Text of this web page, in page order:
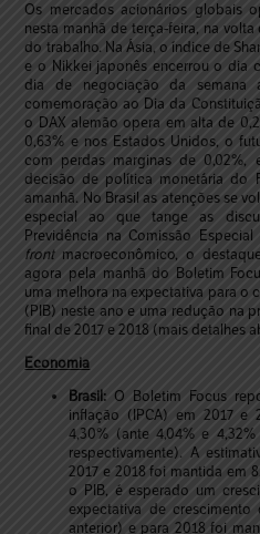
Os mercados acionários globais
nesta manhã de terça-feira, na
do trabalho. Na Ásia, o índice de
e o Nikkei japonês encerrou o dia
dia de negociação da semana
comemoração ao Dia da
o DAX alemão opera em alta de
0,63% e nos Estados Unidos, o
com perdas marginas de 0,02%,
decisão de política monetária do
amanhã. No Brasil as atenções se
especial ao que tange as
Previdência na Comissão
frontmacroeconômico, o
agora pela manhã do Boletim
uma melhora na expectativa para o
(PIB) neste ano e uma redução na
final de 2017 e 2018 (mais detalhes
Economia
Brasil: O Boletim Focus
inflação (IPCA) em 2017 e
4,30% (ante 4,04% e
respectivamente). A
2017 e 2018 foi mantida em
o PIB, é esperado um
expectativa de crescimento
anterior) e para 2018 foi